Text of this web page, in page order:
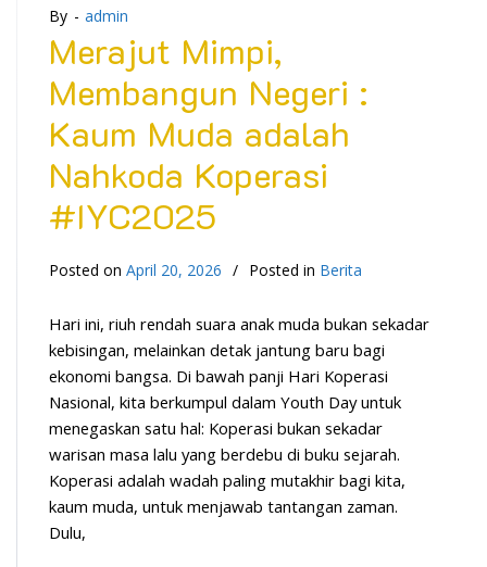
By - admin
Merajut Mimpi,
Membangun Negeri :
Kaum Muda adalah
Nahkoda Koperasi
#IYC2025
Posted on April 20, 2026 Posted in Berita
Hari ini, riuh rendah suara anak muda bukan sekadar
kebisingan, melainkan detak jantung baru bagi
ekonomi bangsa. Di bawah panji Hari Koperasi
Nasional, kita berkumpul dalam Youth Day untuk
menegaskan satu hal: Koperasi bukan sekadar
warisan masa lalu yang berdebu di buku sejarah.
Koperasi adalah wadah paling mutakhir bagi kita,
kaum muda, untuk menjawab tantangan zaman.
Dulu,